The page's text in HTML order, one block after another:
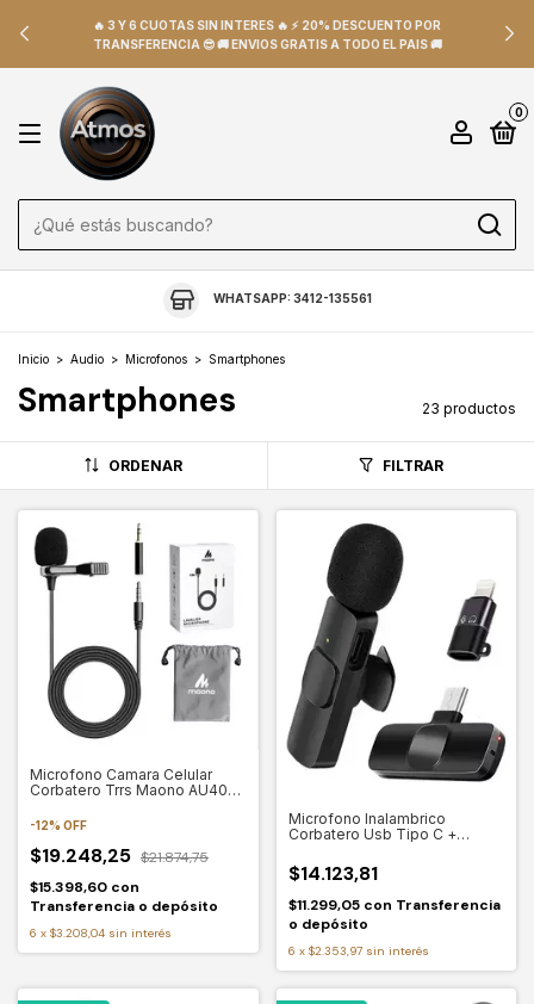
🔥 3 Y 6 CUOTAS SIN INTERES 🔥 ⚡ 20% DESCUENTO POR
TRANSFERENCIA 😎 🚚 ENVIOS GRATIS A TODO EL PAIS 🚚
0
WHATSAPP: 3412-135561
Inicio > Audio > Microfonos > Smartphones
Smartphones 23 productos
ORDENAR FILTRAR
Microfono Camara Celular
Corbatero Trrs Maono AU402L
-12% OFF
$19.248,25 $21.874,75
$15.398,60 con
Transferencia o depósito
6 x $3.208,04 sin interés
Microfono Inalambrico
Corbatero Usb Tipo C +
$14.123,81
$11.299,05 con Transferencia
o depósito
6 x $2.353,97 sin interés